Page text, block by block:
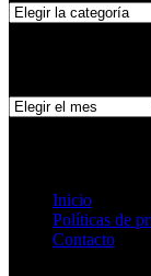
Categorías
Archivo
Inicio
Políticas de
Contacto